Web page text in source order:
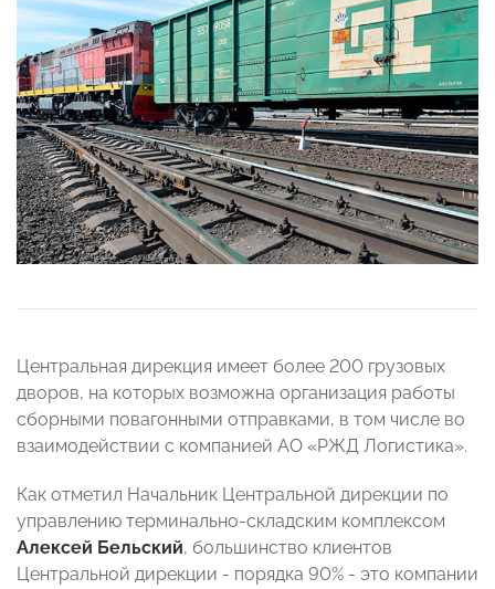
Центральная дирекция имеет более 200 грузовых
дворов, на которых возможна организация работы
сборными повагонными отправками, в том числе во
взаимодействии с компанией АО «РЖД Логистика».
Как отметил Начальник Центральной дирекции по
управлению терминально-складским комплексом
Алексей Бельский, большинство клиентов
Центральной дирекции - порядка 90% - это компании